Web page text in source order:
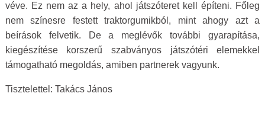
véve. Ez nem az a hely, ahol játszóteret kell építeni. Főleg
nem színesre festett traktorgumikból, mint ahogy azt a
beírások felvetik. De a meglévők további gyarapítása,
kiegészítése korszerű szabványos játszótéri elemekkel
támogatható megoldás, amiben partnerek vagyunk.
Tisztelettel: Takács János